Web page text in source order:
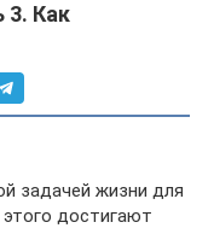
3. Как
задачей жизни для
достигают